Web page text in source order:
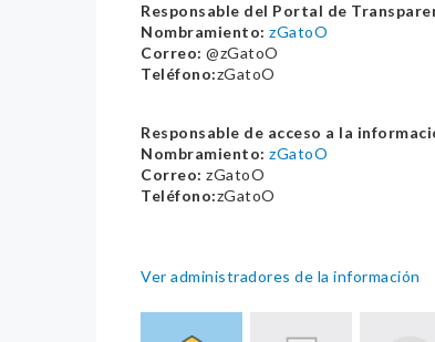
Responsable del Portal de
Nombramiento: zGatoO
Correo: @zGatoO
Teléfono:zGatoO
Responsable de acceso a la
Nombramiento: zGatoO
Correo: zGatoO
Teléfono:zGatoO
Ver administradores de la información